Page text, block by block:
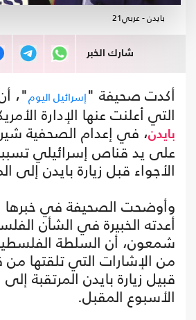
بايدن - عربي21
شارك الخبر
أكدت صحيفة "إسرائيل اليوم"،
التي أعلنت عنها الإدارة
بايدن، في إعدام الصحفية
على يد قناص إسرائيلي
الأجواء قبل زيارة بايدن إلى
وأوضحت الصحيفة في خبرها
أعدته الخبيرة في الشأن
شمعون، أن السلطة
من الإشارات التي تلقتها
قبيل زيارة بايدن المرتقبة
الأسبوع المقبل.